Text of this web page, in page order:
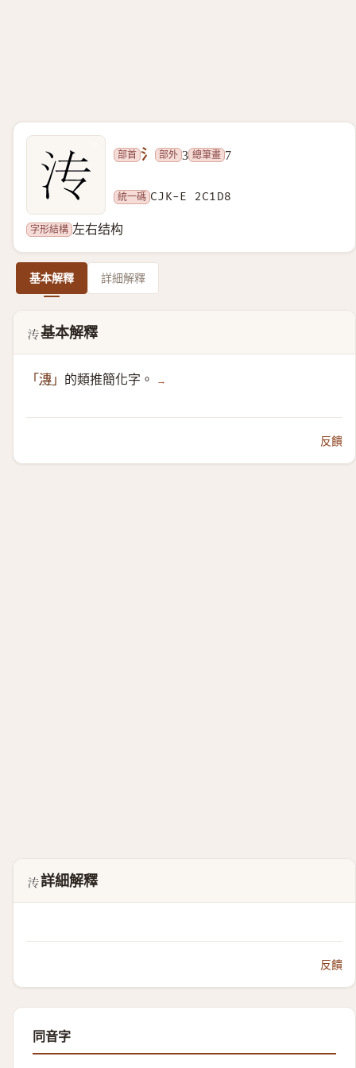
部首 氵 部外 3 總筆畫 7
統一碼 CJK-E 2C1D8
字形結構 左右结构
基本解釋 詳細解釋
𬇘基本解釋
「 漙 」 的類推簡化字。 →
反饋
𬇘詳細解釋
反饋
同音字